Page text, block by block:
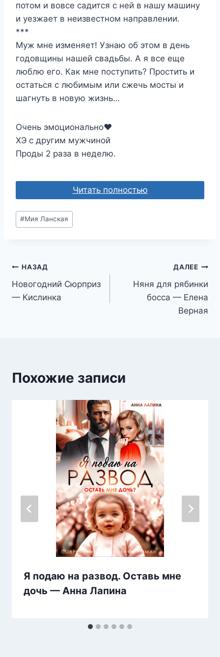
потом и вовсе садится с ней в нашу машину
и уезжает в неизвестном направлении.
***
Муж мне изменяет! Узнаю об этом в день
годовщины нашей свадьбы. А я все еще
люблю его. Как мне поступить? Простить и
остаться с любимым или сжечь мосты и
шагнуть в новую жизнь…
Очень эмоционально❤️
ХЭ с другим мужчиной
Проды 2 раза в неделю.
Читать полностью
Метки
записи:
#Мия Ланская
Навигация
по
НАЗАД
Новогодний Сюрприз
— Кислинка
ДАЛЕЕ
Няня для рябинки
босса — Елена
Верная
Похожие записи
Я подаю на развод. Оставь мне
дочь — Анна Лапина